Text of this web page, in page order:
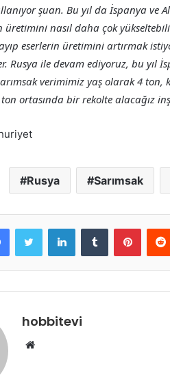
şuan. Bu yıl da İspanya ve
üretimini nasıl daha çok
eserlerin üretimini artırmak
Rusya ile devam ediyoruz, bu
verimimiz yaş olarak 4
ortasında bir rekolte alacağız
Rusya Sarımsak
FacebookTwitter LinkedInTumblr
hobbitevi
Web